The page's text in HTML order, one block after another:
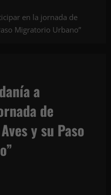
en la jornada de
Migratorio Urbano”
a
de
y su Paso